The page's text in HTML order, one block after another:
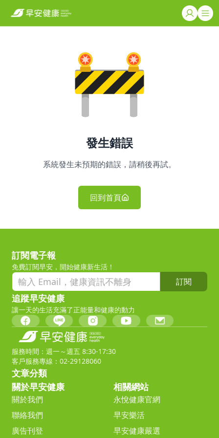
發生錯誤
系統發生未預期的錯誤，請稍後再試。
回到首頁
訂閱電子報
免費訂閱早安，開始健康新生活！
訂閱
追蹤早安健康
讓一天的生活充滿了正能量和健康的動力
服務時間：週一～週五 8:30-17:30
客戶服務專線：02-29128060
文章分類
關於早安健康
關於我們
聯絡我們
廣告刊登
相關網站
永悅健康官網
早安樂活
早安健康嚴選